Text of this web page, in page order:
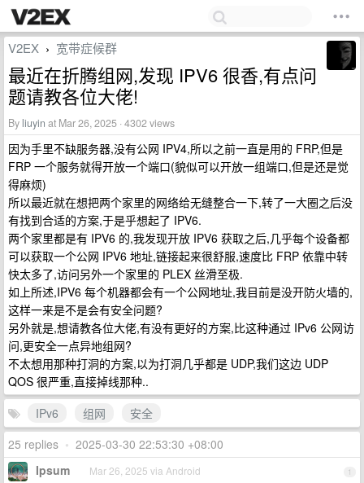
V2EX › 宽带症候群
最近在折腾组网,发现 IPV6 很香,有点问
题请教各位大佬!
By liuyin at Mar 26, 2025 · 4302 views
因为手里不缺服务器,没有公网 IPV4,所以之前一直是用的 FRP,但是
FRP 一个服务就得开放一个端口(貌似可以开放一组端口,但是还是觉
得麻烦)
所以最近就在想把两个家里的网络给无缝整合一下,转了一大圈之后没
有找到合适的方案,于是乎想起了 IPV6.
两个家里都是有 IPV6 的,我发现开放 IPV6 获取之后,几乎每个设备都
可以获取一个公网 IPV6 地址,链接起来很舒服,速度比 FRP 依靠中转
快太多了,访问另外一个家里的 PLEX 丝滑至极.
如上所述,IPV6 每个机器都会有一个公网地址,我目前是没开防火墙的,
这样一来是不是会有安全问题?
另外就是,想请教各位大佬,有没有更好的方案,比这种通过 IPv6 公网访
问,更安全一点异地组网?
不太想用那种打洞的方案,以为打洞几乎都是 UDP,我们这边 UDP
QOS 很严重,直接掉线那种..
IPv6
组网
安全
25 replies • 2025-03-30 22:53:30 +08:00
1
Ipsum Mar 26, 2025 via Android